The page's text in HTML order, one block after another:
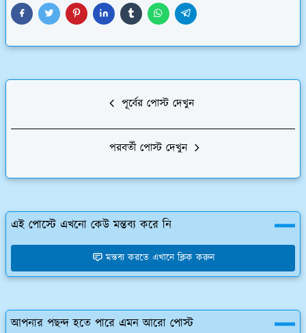
পূর্বের পোস্ট দেখুন
পরবর্তী পোস্ট দেখুন
এই পোস্টে এখনো কেউ মন্তব্য করে নি
মন্তব্য করতে এখানে ক্লিক করুন
আপনার পছন্দ হতে পারে এমন আরো পোস্ট